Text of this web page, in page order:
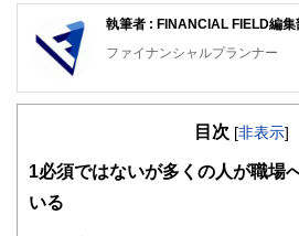
執筆者 : FINANCIAL FIELD編
ファイナンシャルプランナー
FinancialField編集部は、金融
知識がない方でも理解できるよ
目次 [非表示]
1 必須ではないが多くの人が職場
いる